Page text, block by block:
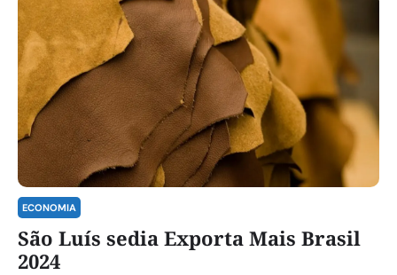
ECONOMIA
São Luís sedia Exporta Mais Brasil
2024